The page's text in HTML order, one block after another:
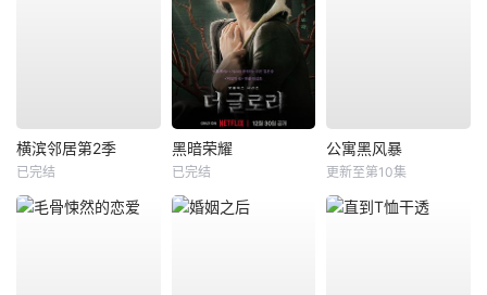
横滨邻居第2季
已完结
黑暗荣耀
已完结
公寓黑风暴
更新至第10集